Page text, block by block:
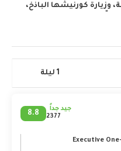
وزيارة كورنيشها الباذخ،
الذي يقسم إلى قسمين.
1 ليلة
8.8
جيد جداً
2377
Executive